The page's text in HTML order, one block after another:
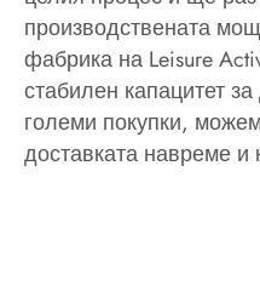
производствената
фабрика на Leisure
стабилен капацитет
големи покупки,
доставката навреме и